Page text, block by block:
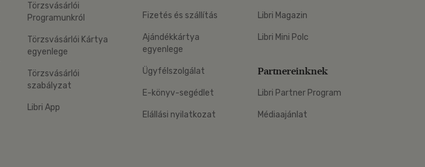
Törzsvásárlói
Programunkról
Törzsvásárlói Kártya
egyenlege
Törzsvásárlói
szabályzat
Libri App
Fizetés és szállítás
Ajándékkártya
egyenlege
Ügyfélszolgálat
E-könyv-segédlet
Elállási nyilatkozat
Libri Magazin
Libri Mini Polc
Partnereinknek
Libri Partner Program
Médiaajánlat